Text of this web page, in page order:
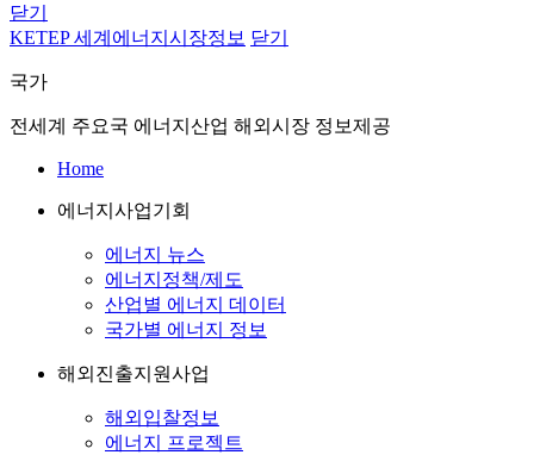
닫기
KETEP 세계에너지시장정보 닫기
국가
전세계 주요국 에너지산업 해외시장 정보제공
Home
에너지사업기회
에너지 뉴스
에너지정책/제도
산업별 에너지 데이터
국가별 에너지 정보
해외진출지원사업
해외입찰정보
에너지 프로젝트